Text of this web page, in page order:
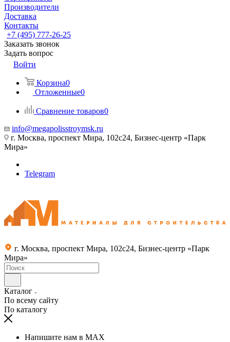
Производители
Доставка
Контакты
+7 (495) 777-26-25
Заказать звонок
Задать вопрос
Войти
Корзина0
Отложенные0
Сравнение товаров0
info@megapolisstroymsk.ru
г. Москва, проспект Мира, 102с24, Бизнес-центр «Парк
Мира»
Telegram
г. Москва, проспект Мира, 102с24, Бизнес-центр «Парк
Мира»
Каталог
По всему сайту
По каталогу
Напишите нам в MAX